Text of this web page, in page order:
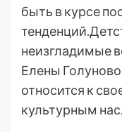
быть в курсе
неизгладимые
Елены
относится к
культурным